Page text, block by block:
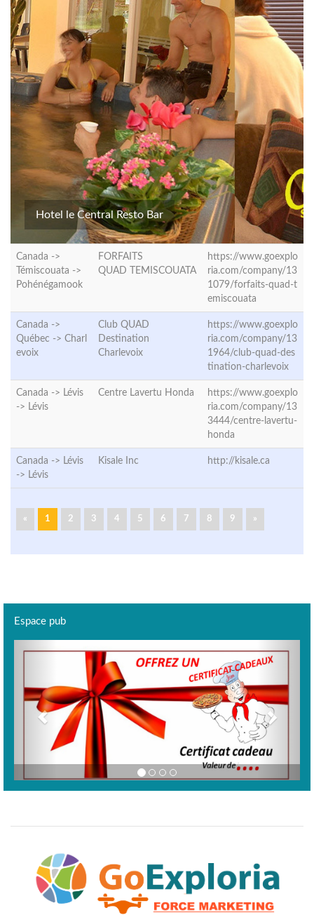
Hotel le Central Resto Bar
Canada ->
Témiscouata ->
Pohénégamook
FORFAITS
QUAD TEMISCOUATA
https://www.goexplo
ria.com/company/13
1079/forfaits-quad-t
emiscouata
Canada ->
Québec -> Charl
evoix
Club QUAD
Destination
Charlevoix
https://www.goexplo
ria.com/company/13
1964/club-quad-des
tination-charlevoix
Canada -> Lévis
-> Lévis
Centre Lavertu Honda
https://www.goexplo
ria.com/company/13
3444/centre-lavertu-
honda
Canada -> Lévis
-> Lévis
Kisale Inc http://kisale.ca
« 1 2 3 4 5 6 7 8 9 »
Espace pub